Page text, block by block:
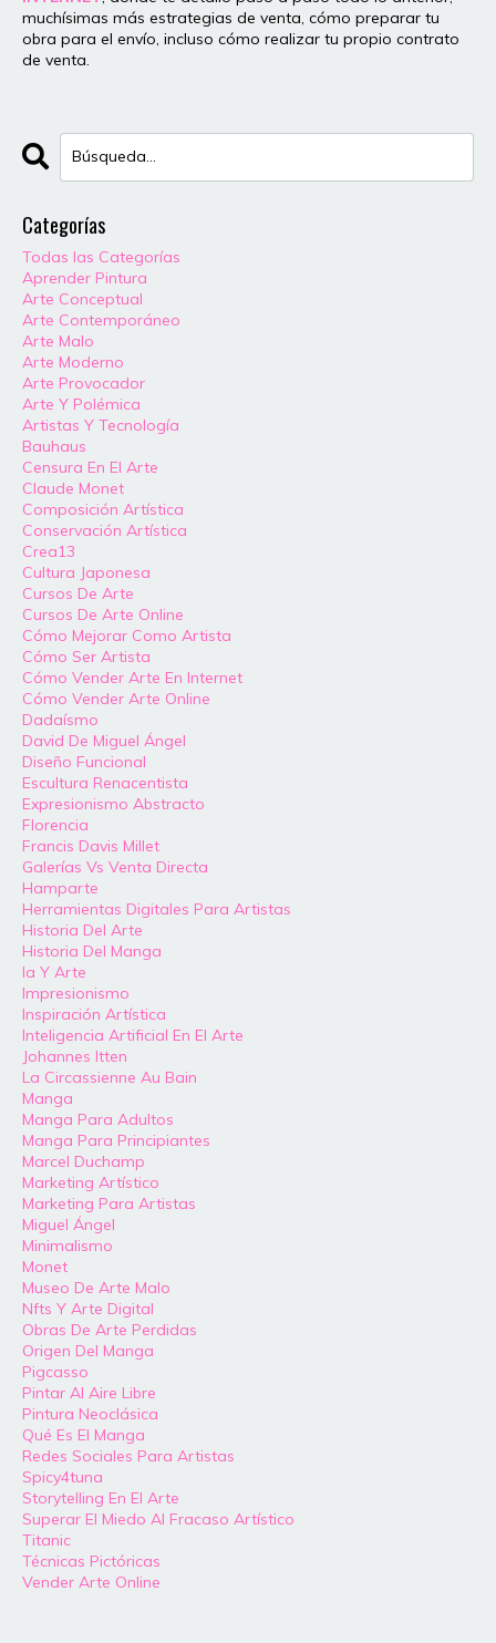
muchísimas más estrategias de venta, cómo preparar tu
obra para el envío, incluso cómo realizar tu propio contrato
de venta.
Categorías
Todas las Categorías
Aprender Pintura
Arte Conceptual
Arte Contemporáneo
Arte Malo
Arte Moderno
Arte Provocador
Arte Y Polémica
Artistas Y Tecnología
Bauhaus
Censura En El Arte
Claude Monet
Composición Artística
Conservación Artística
Crea13
Cultura Japonesa
Cursos De Arte
Cursos De Arte Online
Cómo Mejorar Como Artista
Cómo Ser Artista
Cómo Vender Arte En Internet
Cómo Vender Arte Online
Dadaísmo
David De Miguel Ángel
Diseño Funcional
Escultura Renacentista
Expresionismo Abstracto
Florencia
Francis Davis Millet
Galerías Vs Venta Directa
Hamparte
Herramientas Digitales Para Artistas
Historia Del Arte
Historia Del Manga
Ia Y Arte
Impresionismo
Inspiración Artística
Inteligencia Artificial En El Arte
Johannes Itten
La Circassienne Au Bain
Manga
Manga Para Adultos
Manga Para Principiantes
Marcel Duchamp
Marketing Artístico
Marketing Para Artistas
Miguel Ángel
Minimalismo
Monet
Museo De Arte Malo
Nfts Y Arte Digital
Obras De Arte Perdidas
Origen Del Manga
Pigcasso
Pintar Al Aire Libre
Pintura Neoclásica
Qué Es El Manga
Redes Sociales Para Artistas
Spicy4tuna
Storytelling En El Arte
Superar El Miedo Al Fracaso Artístico
Titanic
Técnicas Pictóricas
Vender Arte Online